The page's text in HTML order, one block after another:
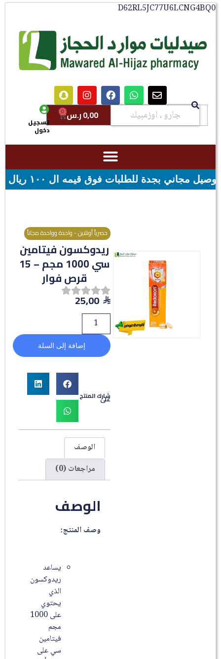
ر.س 0
تسجيل
- شحن مجاني لقيمه اكثر من ٢٩٩ ريال
حصرياً أونلاين - واحدة وواحدة مجاناً
ريدوكسون فيتامين
سي 1000 مجم – 15
قرص فوار
25,00
إضافة إلى السلة
شارك المنتج
مراجعات (0)
الوصف
وصف المنتج:
يساعد
ريدوكسون
على 1000
سي على